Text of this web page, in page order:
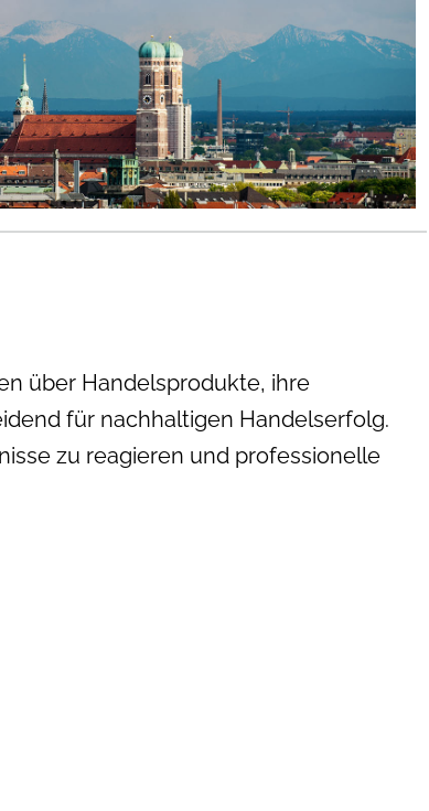
über Handelsprodukte, ihre
für nachhaltigen Handelserfolg.
zu reagieren und professionelle